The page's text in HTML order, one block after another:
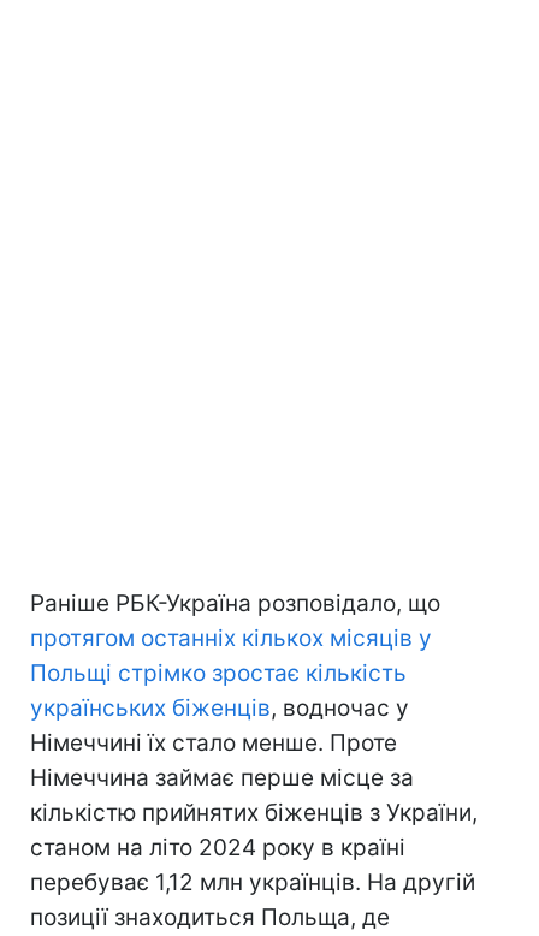
Раніше РБК-Україна розповідало, що
протягом останніх кількох місяців у
Польщі стрімко зростає кількість
українських біженців, водночас у
Німеччині їх стало менше. Проте
Німеччина займає перше місце за
кількістю прийнятих біженців з України,
станом на літо 2024 року в країні
перебуває 1,12 млн українців. На другій
позиції знаходиться Польща, де